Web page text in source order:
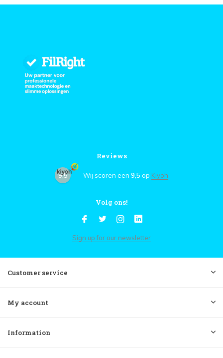
Reviews
9,5 Wij scoren een 9,5 op Kiyoh
Volg ons!
Sign up for our newsletter
Customer service
My account
Information